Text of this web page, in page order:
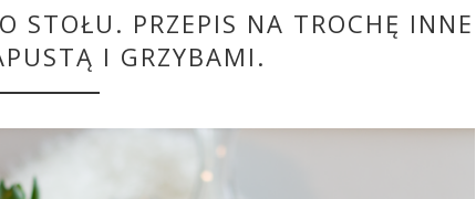
STOŁU. PRZEPIS NA TROCHĘ INNE
I GRZYBAMI.